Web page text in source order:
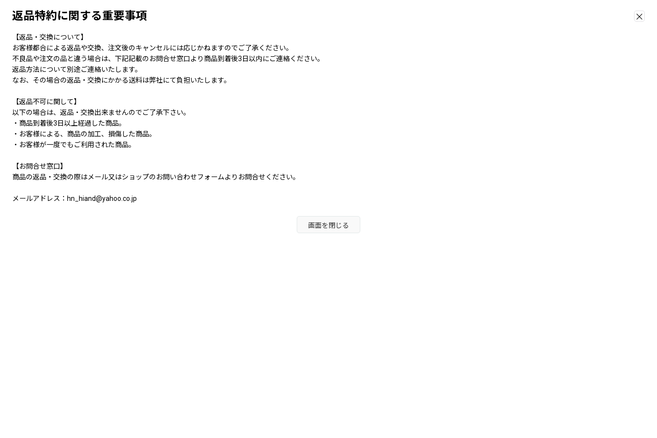
返品特約に関する重要事項
【返品・交換について】
お客様都合による返品や交換、注文後のキャンセルには応じかねますのでご了承ください。
不良品や注文の品と違う場合は、下記記載のお問合せ窓口より商品到着後3日以内にご連絡ください。
返品方法について別途ご連絡いたします。
なお、その場合の返品・交換にかかる送料は弊社にて負担いたします。
【返品不可に関して】
以下の場合は、返品・交換出来ませんのでご了承下さい。
・商品到着後3日以上経過した商品。
・お客様による、商品の加工、損傷した商品。
・お客様が一度でもご利用された商品。
【お問合せ窓口】
商品の返品・交換の際はメール又はショップのお問い合わせフォームよりお問合せください。
メールアドレス：hn_hiand@yahoo.co.jp
画面を閉じる